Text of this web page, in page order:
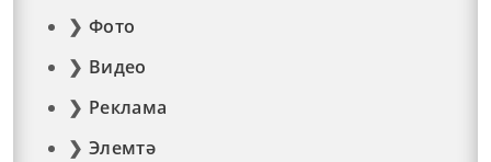
Фото
Видео
Реклама
Элемтә